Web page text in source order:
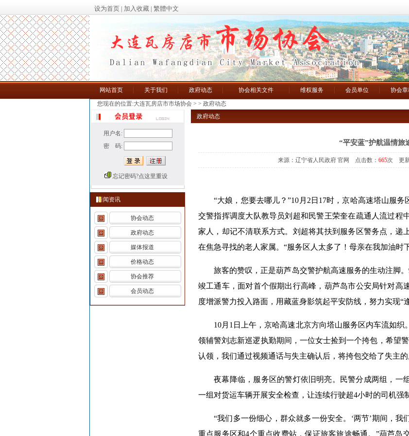
设为首页 | 加入收藏 | 繁體中文
网站首页 关于我们 政府动态 协会相关文件 维权服务 会员单位 协会章
您现在的位置:大连瓦房店市市场协会 > > 政府动态
用户名:
密 码:
忘记密码?点这里重设
新闻资讯
协会动态
政府动态
媒体报道
价格动态
协会推荐
会员动态
政府动态
“平安蓝”护航温情旅
来源：辽宁省人民政府 官网 点击数： 665次 更新
“大娘，您要去哪儿？”10月2日17时，京哈高速塔山服务
交警指挥调度大队教导员刘超和民警王荣奎在疏通人流过程
家人，却记不清联系方式。刘超将其扶到服务区警务点，递
在焦急寻找的老人家属。“服务区人太多了！母亲在我加油时
旅客的赞叹，正是葫芦岛交警护航高速服务的生动注脚。
竣工通车，面对首个假期出行高峰，葫芦岛市公安局针对高
度增派警力投入路面，用藏蓝身影筑起平安防线，努力实现“
10月1日上午，京哈高速北京方向塔山服务区内车流如织
领辅警刘志新巡逻执勤期间，一位女士捡到一个挎包，希望
认领，我们通过视频通话与失主确认后，将挎包交给了失主的
夜幕降临，服务区的警灯依旧明亮。民警分成两组，一组
一组对货运车辆开展安全检查，让连续行驶超4小时的司机强
“我们多一份细心，群众就多一份安全。‘两节’期间，我
重点服务区和4个重点收费站，保证旅客旅途畅通。”葫芦岛